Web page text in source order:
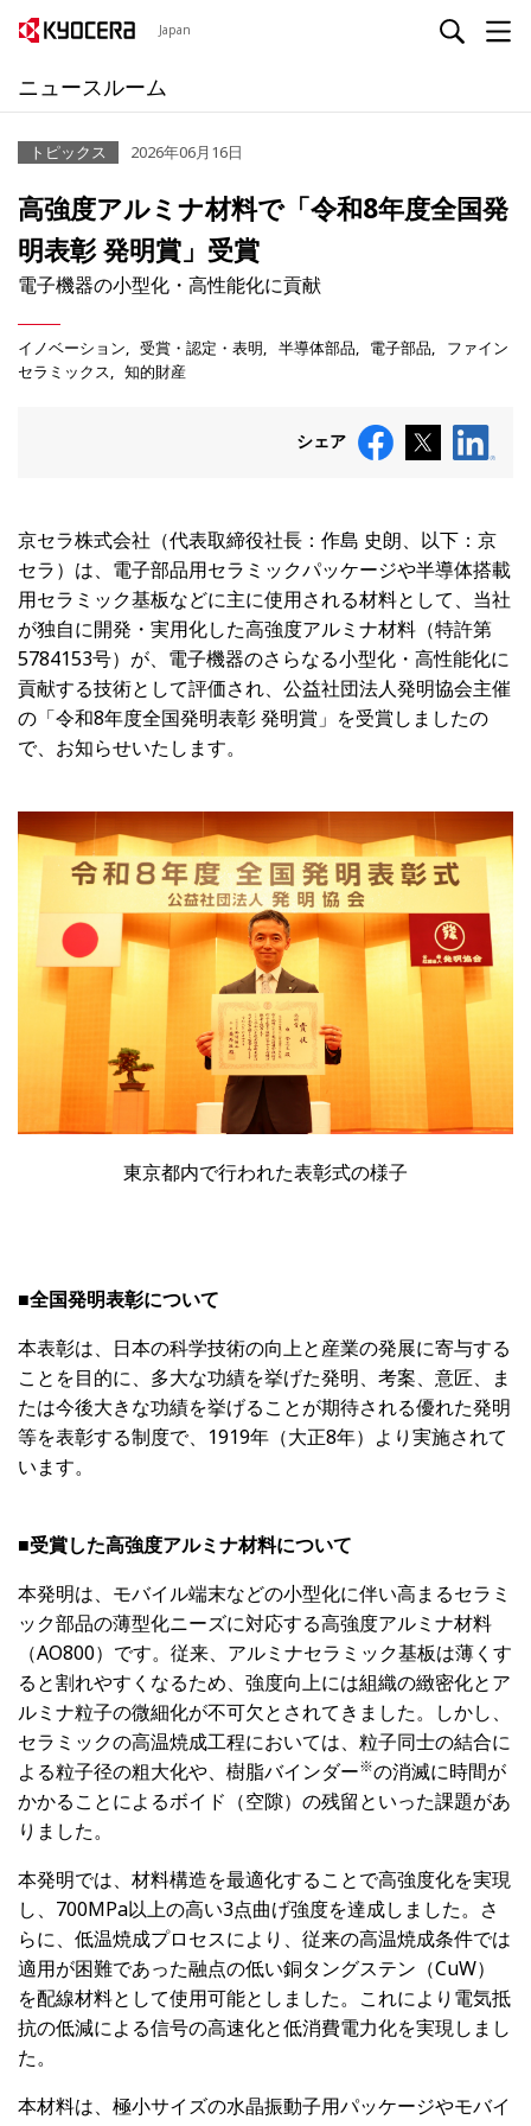
Japan
ニュースルーム
トピックス 2026年06月16日
高強度アルミナ材料で「令和8年度全国発
明表彰 発明賞」受賞
電子機器の小型化・高性能化に貢献
イノベーション 受賞・認定・表明 半導体部品 電子部品
ファイン
セラミックス
知的財産
シェア
京セラ株式会社（代表取締役社長：作島 史朗、以下：京
セラ）は、電子部品用セラミックパッケージや半導体搭載
用セラミック基板などに主に使用される材料として、当社
が独自に開発・実用化した高強度アルミナ材料（特許第
5784153号）が、電子機器のさらなる小型化・高性能化に
貢献する技術として評価され、公益社団法人発明協会主催
の「令和8年度全国発明表彰 発明賞」を受賞しましたの
で、お知らせいたします。
東京都内で行われた表彰式の様子
■全国発明表彰について
本表彰は、日本の科学技術の向上と産業の発展に寄与する
ことを目的に、多大な功績を挙げた発明、考案、意匠、ま
たは今後大きな功績を挙げることが期待される優れた発明
等を表彰する制度で、1919年（大正8年）より実施されて
います。
■受賞した高強度アルミナ材料について
本発明は、モバイル端末などの小型化に伴い高まるセラミ
ック部品の薄型化ニーズに対応する高強度アルミナ材料
（AO800）です。従来、アルミナセラミック基板は薄くす
ると割れやすくなるため、強度向上には組織の緻密化とア
ルミナ粒子の微細化が不可欠とされてきました。しかし、
セラミックの高温焼成工程においては、粒子同士の結合に
よる粒子径の粗大化や、樹脂バインダー※の消滅に時間が
かかることによるボイド（空隙）の残留といった課題があ
りました。
本発明では、材料構造を最適化することで高強度化を実現
し、700MPa以上の高い3点曲げ強度を達成しました。さ
らに、低温焼成プロセスにより、従来の高温焼成条件では
適用が困難であった融点の低い銅タングステン（CuW）
を配線材料として使用可能としました。これにより電気抵
抗の低減による信号の高速化と低消費電力化を実現しまし
た。
本材料は、極小サイズの水晶振動子用パッケージやモバイ